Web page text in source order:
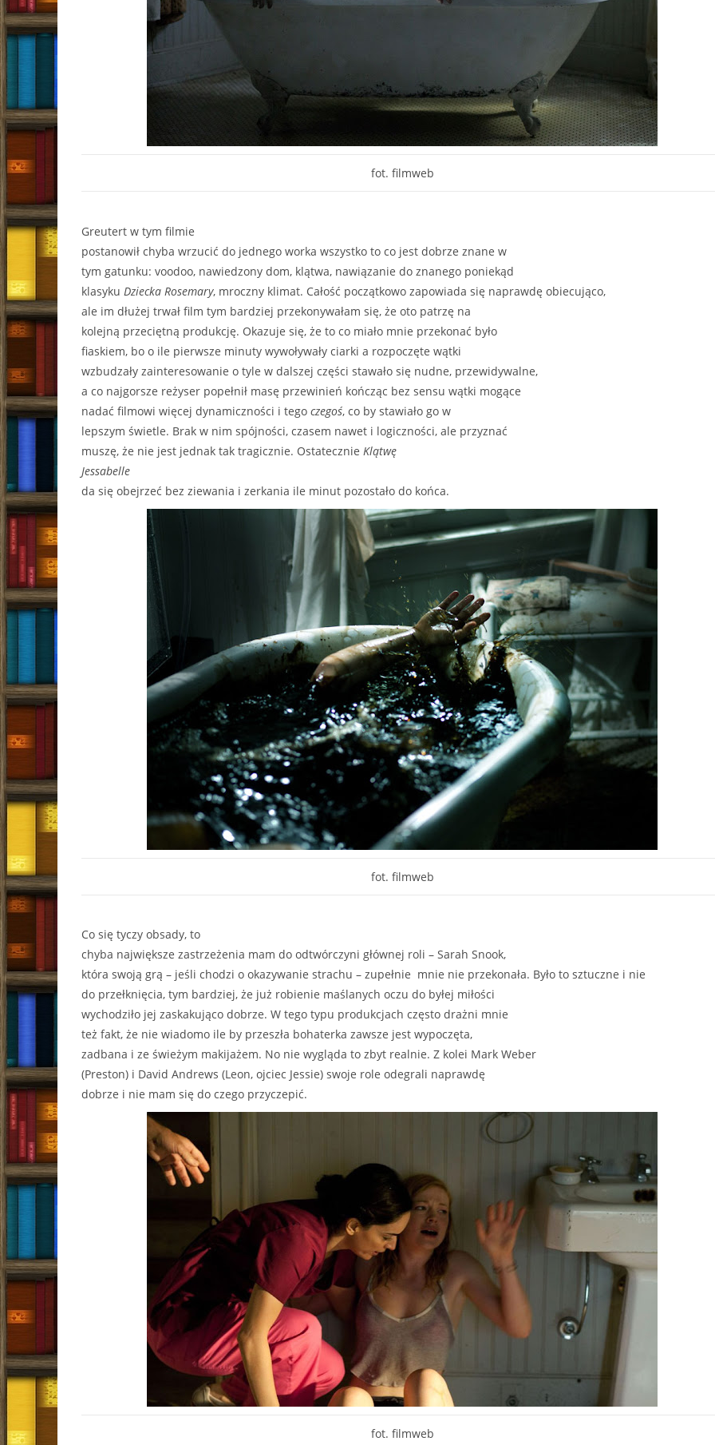
fot. filmweb
Greutert w tym filmie
postanowił chyba wrzucić do jednego worka wszystko to co jest dobrze znane w
tym gatunku: voodoo, nawiedzony dom, klątwa, nawiązanie do znanego poniekąd
klasyku Dziecka Rosemary, mroczny klimat. Całość początkowo zapowiada się naprawdę obiecująco,
ale im dłużej trwał film tym bardziej przekonywałam się, że oto patrzę na
kolejną przeciętną produkcję. Okazuje się, że to co miało mnie przekonać było
fiaskiem, bo o ile pierwsze minuty wywoływały ciarki a rozpoczęte wątki
wzbudzały zainteresowanie o tyle w dalszej części stawało się nudne, przewidywalne,
a co najgorsze reżyser popełnił masę przewinień kończąc bez sensu wątki mogące
nadać filmowi więcej dynamiczności i tego czegoś, co by stawiało go w
lepszym świetle. Brak w nim spójności, czasem nawet i logiczności, ale przyznać
muszę, że nie jest jednak tak tragicznie. Ostatecznie Klątwę
Jessabelle
da się obejrzeć bez ziewania i zerkania ile minut pozostało do końca.
fot. filmweb
Co się tyczy obsady, to
chyba największe zastrzeżenia mam do odtwórczyni głównej roli – Sarah Snook,
która swoją grą – jeśli chodzi o okazywanie strachu – zupełnie mnie nie przekonała. Było to sztuczne i nie
do przełknięcia, tym bardziej, że już robienie maślanych oczu do byłej miłości
wychodziło jej zaskakująco dobrze. W tego typu produkcjach często drażni mnie
też fakt, że nie wiadomo ile by przeszła bohaterka zawsze jest wypoczęta,
zadbana i ze świeżym makijażem. No nie wygląda to zbyt realnie. Z kolei Mark Weber
(Preston) i David Andrews (Leon, ojciec Jessie) swoje role odegrali naprawdę
dobrze i nie mam się do czego przyczepić.
fot. filmweb